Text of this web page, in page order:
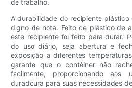
de trabalho.
A durabilidade do recipiente plástico
digno de nota. Feito de plástico de
este recipiente foi feito para durar.
do uso diário, seja abertura e
exposição a diferentes
garante que o contêiner não
facilmente, proporcionando aos
duradoura para suas necessidades